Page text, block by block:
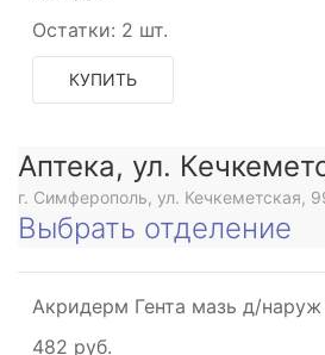
Остатки: 2 шт.
КУПИТЬ
Аптека, ул.
г. Симферополь, ул. Кечкеметская,
Выбрать отделение
Акридерм Гента мазь д/наруж
482 руб.